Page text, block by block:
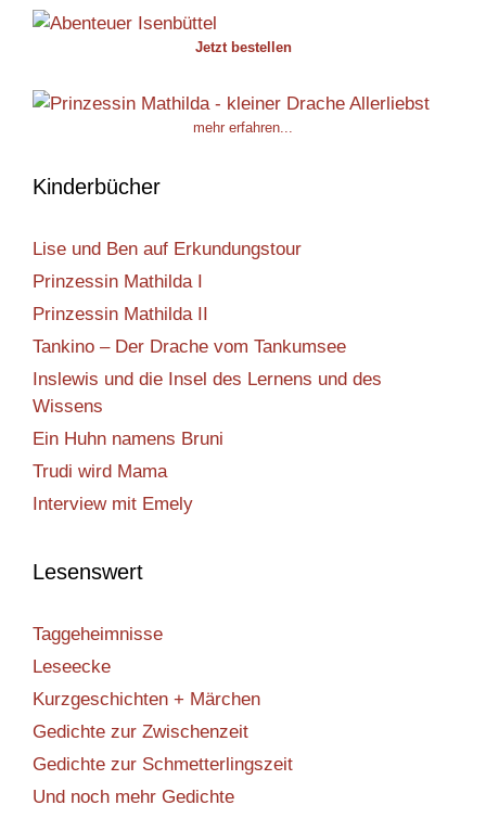
Jetzt bestellen
mehr erfahren...
Kinderbücher
Lise und Ben auf Erkundungstour
Prinzessin Mathilda I
Prinzessin Mathilda II
Tankino – Der Drache vom Tankumsee
Inslewis und die Insel des Lernens und des
Wissens
Ein Huhn namens Bruni
Trudi wird Mama
Interview mit Emely
Lesenswert
Taggeheimnisse
Leseecke
Kurzgeschichten + Märchen
Gedichte zur Zwischenzeit
Gedichte zur Schmetterlingszeit
Und noch mehr Gedichte